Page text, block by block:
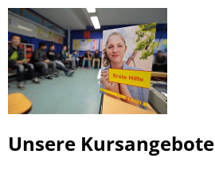
Unsere Kursangebote